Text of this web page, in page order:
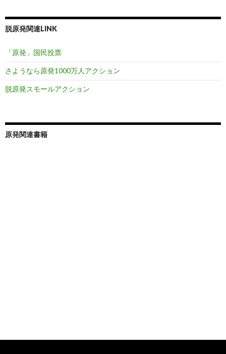
脱原発関連LINK
「原発」国民投票
さようなら原発1000万人アクション
脱原発スモールアクション
原発関連書籍